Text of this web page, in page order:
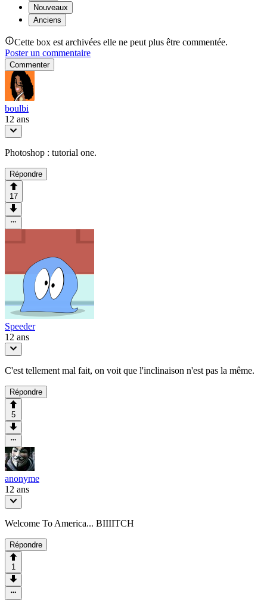
Nouveaux
Anciens
Cette box est archivées elle ne peut plus être commentée.
Poster un commentaire
Commenter
boulbi
12 ans
Photoshop : tutorial one.
Répondre
17
Speeder
12 ans
C'est tellement mal fait, on voit que l'inclinaison n'est pas la même.
Répondre
5
anonyme
12 ans
Welcome To America... BIIIITCH
Répondre
1